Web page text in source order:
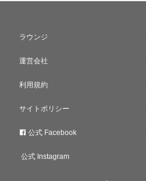
ラウンジ
運営会社
利用規約
サイトポリシー
公式 Facebook
公式 Instagram